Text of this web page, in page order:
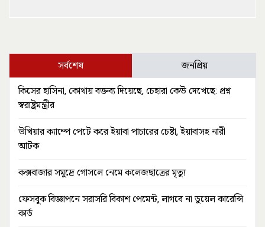
সর্বশেষ জনপ্রিয়
কিসের হাসিনা, কোথায় বক্তব্য দিয়েছে, চেহারা কেউ দেখেছে: প্রশ্ন
স্বরাষ্ট্রমন্ত্রীর
উখিয়ার ক্যাম্পে পেটে করে ইয়াবা পাচারের চেষ্টা, ইয়াবাসহ নারী
আটক
কক্সবাজার সমুদ্রে গোসলে নেমে কলেজছাত্রের মৃত্যু
ফেসবুক বিজ্ঞাপনে সরাসরি বিকাশ পেমেন্ট, লাগবে না ডুয়েল কারেন্সি
কার্ড